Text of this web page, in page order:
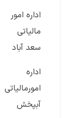
اداره امور
مالیاتی
سعد آباد
اداره
امورمالیاتی
آبپخش